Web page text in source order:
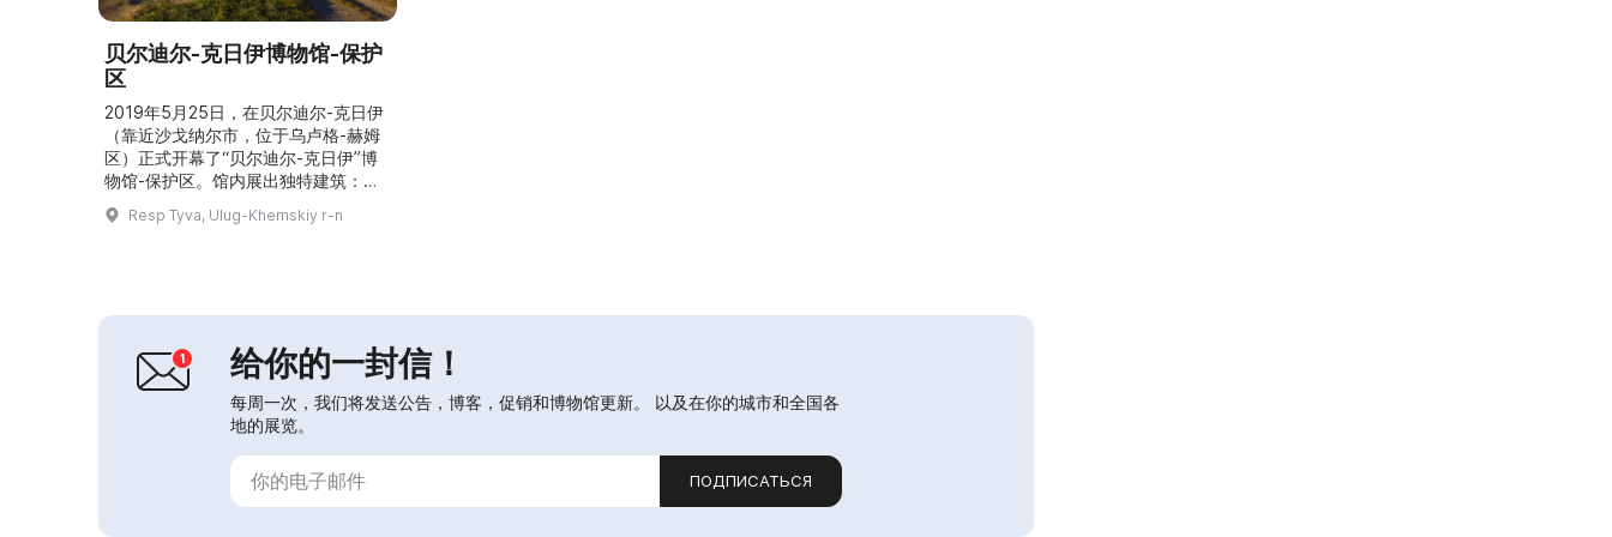
贝尔迪尔-克日伊博物馆-保护
区
2019年5月25日，在贝尔迪尔-克日伊
（靠近沙戈纳尔市，位于乌卢格-赫姆
区）正式开幕了“贝尔迪尔-克日伊”博
物馆-保护区。馆内展出独特建筑：带
有苏布尔甘的亭阁“诺甘·达里伊吉”，
以佛教风格装饰；一座纪念图瓦语并附
里信仰的象征“腾格尔·德姆戴”；以及
博物馆开展导...
Resp Tyva, Ulug-Khemskiy r-n
给你的一封信！
每周一次，我们将发送公告，博客，促销和博物馆更新。 以及在你的城市和全国各
地的展览。
ПОДПИСАТЬСЯ